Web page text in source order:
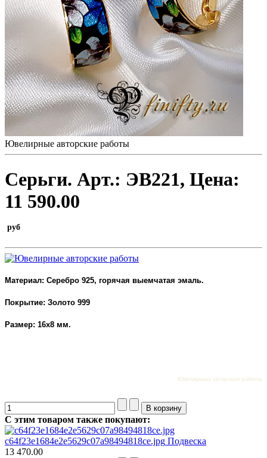
Ювелирные авторские работы
Серьги. Арт.: ЭВ221, Цена:
11 590.00
руб
Материал: Серебро 925, горячая выемчатая эмаль.
Покрытие: Золото 999
Размер: 16х8 мм.
Ювелирные авторские работы
С этим товаром также покупают:
c64f23e1684e2e5629c07a98494818ce.jpg Подвеска
13 470.00